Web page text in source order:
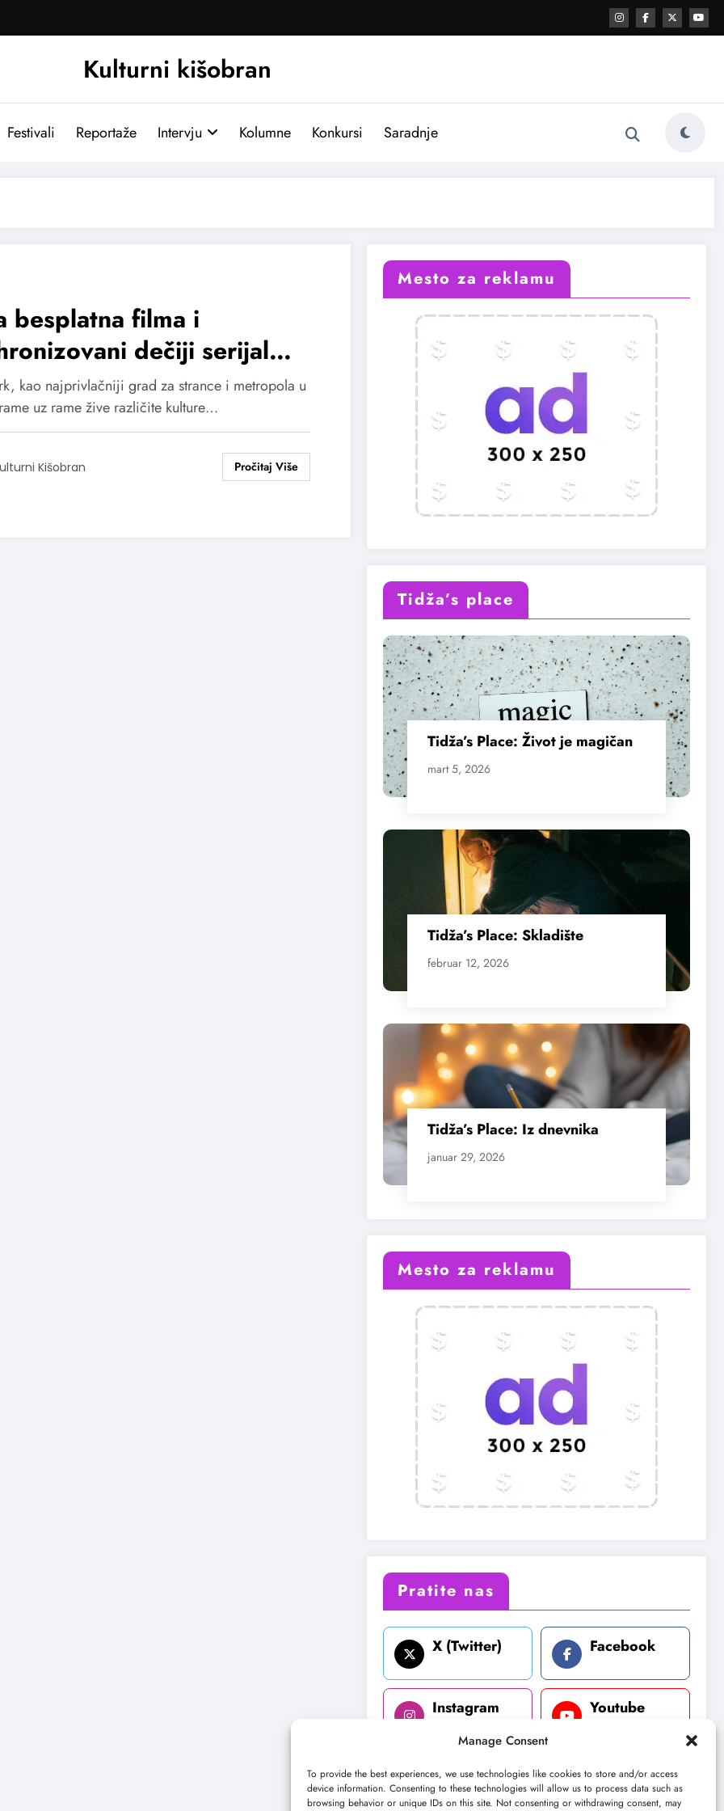
Manage Consent
To provide the best experiences, we use technologies like cookies to store and/or access
device information. Consenting to these technologies will allow us to process data such as
browsing behavior or unique IDs on this site. Not consenting or withdrawing consent, may
Kulturni kišobran
Festivali Reportaže Intervju Kolumne Konkursi Saradnje
besplatna filma i
dečiji serijal
kao najprivlačniji grad za strance i metropola u
uz rame žive različite kulture…
Kišobran
Mesto za reklamu
Tidža’s place
Tidža’s Place: Život je magičan
mart 5, 2026
Tidža’s Place: Skladište
februar 12, 2026
Tidža’s Place: Iz dnevnika
januar 29, 2026
Mesto za reklamu
Pratite nas
X (Twitter) Facebook
Instagram Youtube
LinkedIn